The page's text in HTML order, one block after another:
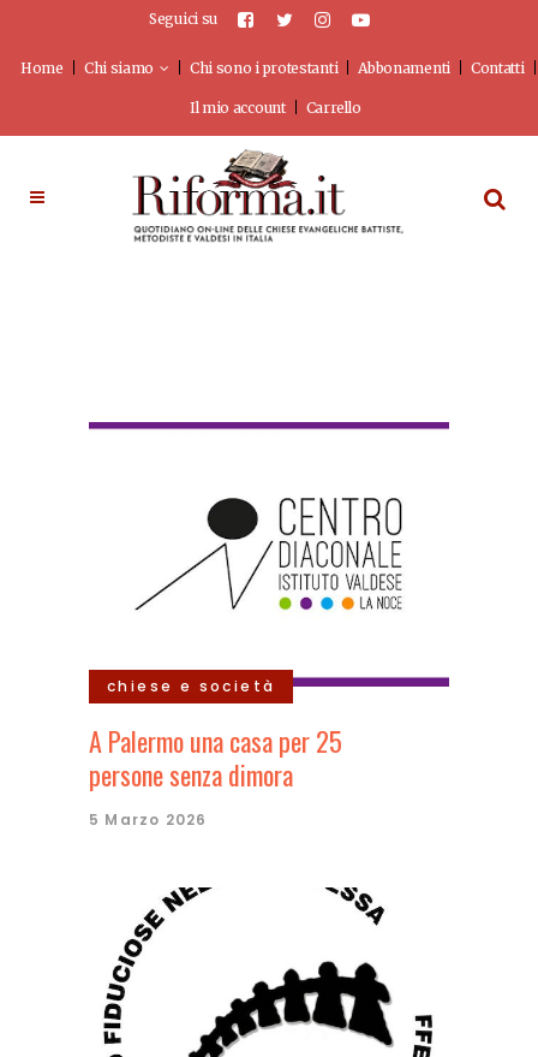
Seguici su
Home Chi siamo Chi sono i protestanti Abbonamenti Contatti
Il mio account Carrello
chiese e società
A Palermo una casa per 25
persone senza dimora
5 Marzo 2026